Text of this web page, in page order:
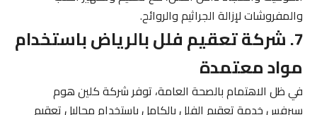
والمفروشات لإزالة الجراثيم والروائح.
7. شركة تعقيم فلل بالرياض باستخدام
مواد معتمدة
في ظل الاهتمام بالصحة العامة، توفر شركة كلين هوم
سيرفس خدمة تعقيم الفلل بالكامل باستخدام محاليل تعقيم